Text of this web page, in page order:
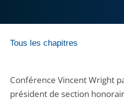
Tous les chapitres
Conférence Vincent Wright
président de section